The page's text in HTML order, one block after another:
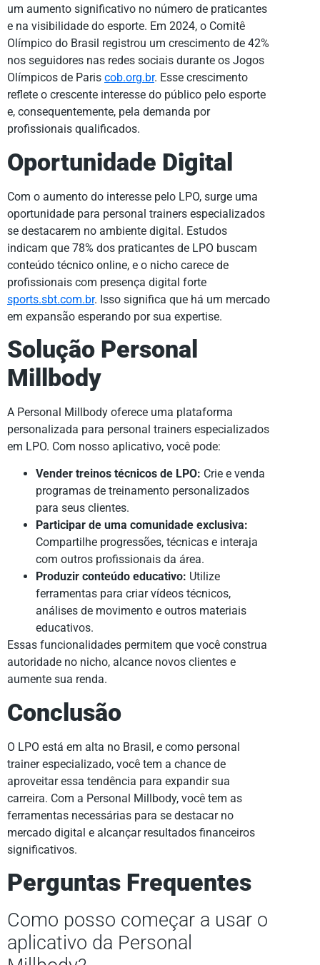
um aumento significativo no número de praticantes
e na visibilidade do esporte. Em 2024, o Comitê
Olímpico do Brasil registrou um crescimento de 42%
nos seguidores nas redes sociais durante os Jogos
Olímpicos de Paris cob.org.br. Esse crescimento
reflete o crescente interesse do público pelo esporte
e, consequentemente, pela demanda por
profissionais qualificados.
Oportunidade Digital
Com o aumento do interesse pelo LPO, surge uma
oportunidade para personal trainers especializados
se destacarem no ambiente digital. Estudos
indicam que 78% dos praticantes de LPO buscam
conteúdo técnico online, e o nicho carece de
profissionais com presença digital forte
sports.sbt.com.br. Isso significa que há um mercado
em expansão esperando por sua expertise.
Solução Personal
Millbody
A Personal Millbody oferece uma plataforma
personalizada para personal trainers especializados
em LPO. Com nosso aplicativo, você pode:
Vender treinos técnicos de LPO: Crie e venda
programas de treinamento personalizados
para seus clientes.
Participar de uma comunidade exclusiva:
Compartilhe progressões, técnicas e interaja
com outros profissionais da área.
Produzir conteúdo educativo: Utilize
ferramentas para criar vídeos técnicos,
análises de movimento e outros materiais
educativos.
Essas funcionalidades permitem que você construa
autoridade no nicho, alcance novos clientes e
aumente sua renda.
Conclusão
O LPO está em alta no Brasil, e como personal
trainer especializado, você tem a chance de
aproveitar essa tendência para expandir sua
carreira. Com a Personal Millbody, você tem as
ferramentas necessárias para se destacar no
mercado digital e alcançar resultados financeiros
significativos.
Perguntas Frequentes
Como posso começar a usar o
aplicativo da Personal